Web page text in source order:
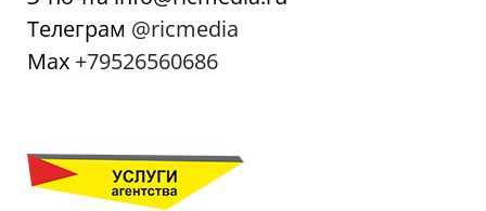
Телеграм @ricmedia
Мах +79526560686